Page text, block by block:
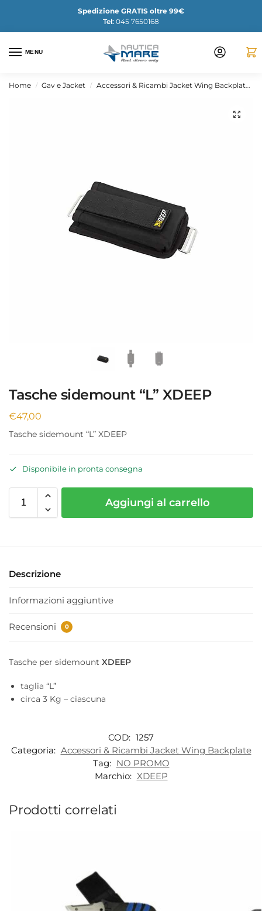
Spedizione GRATIS oltre 99€
Tel: 045 7650168
MENU
Home / Gav e Jacket / Accessori & Ricambi Jacket Wing Backplate
Tasche sidemount “L” XDEEP
€47,00
Tasche sidemount “L” XDEEP
Disponibile in pronta consegna
Aggiungi al carrello
Descrizione
Informazioni aggiuntive
Recensioni 0
Tasche per sidemount XDEEP
taglia “L”
circa 3 Kg – ciascuna
COD: 1257
Categoria: Accessori & Ricambi Jacket Wing Backplate
Tag: NO PROMO
Marchio: XDEEP
Prodotti correlati